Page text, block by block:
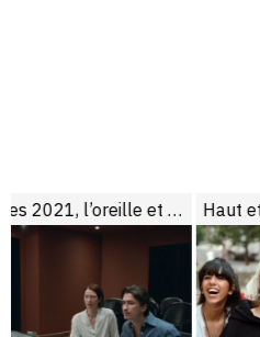
Cannes 2021, l’oreille et le nombril Haut et fort